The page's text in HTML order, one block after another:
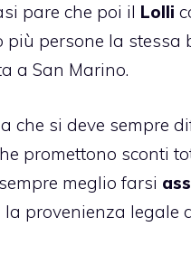
pare che poi il Lolli
persone la stessa
a San Marino.
che si deve sempre
promettono sconti
meglio farsi
provenienza legale